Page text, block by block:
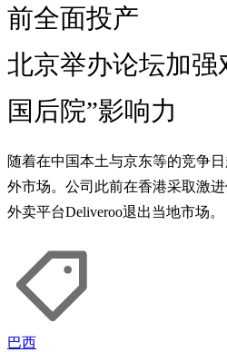
前全面投产
北京举办论坛加强
国后院”影响力
随着在中国本土与京东等的竞争
外市场。公司此前在香港采取激
外卖平台Deliveroo退出当地市场。
巴西